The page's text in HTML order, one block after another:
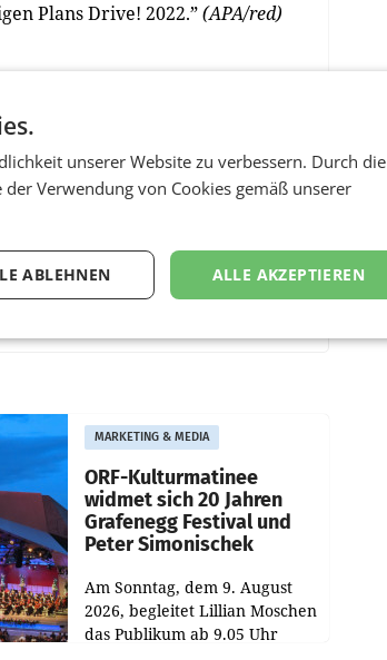
Plans Drive! 2022.”(APA/red)
MARKETING & MEDIA
ORF-Kulturmatinee
widmet sich 20 Jahren
Grafenegg Festival und
Peter Simonischek
Am Sonntag, dem 9. August
2026, begleitet Lillian Moschen
das Publikum ab 9.05 Uhr
unserer Website zu verbessern. Durch die
Verwendung von Cookies gemäß unserer
ALLE AKZEPTIEREN
ABLEHNEN